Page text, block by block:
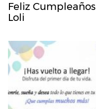
Feliz Cumpleaños
Loli